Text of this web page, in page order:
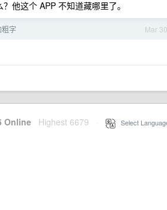
他这个 APP 不知道藏哪里了。
Mar 30
字
Online Highest 6679 Select